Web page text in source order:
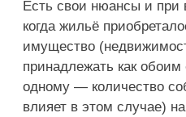
Есть свои нюансы и
когда жильё
имущество
принадлежать как обоим
одному — количество
влияет в этом случае)